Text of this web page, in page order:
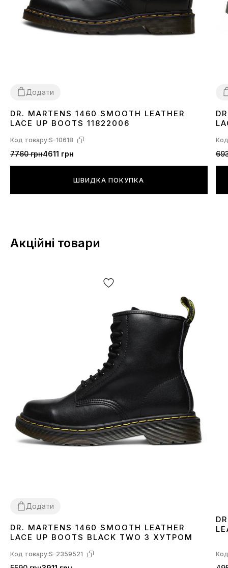
Додати
36 373840 424344 45
DR. MARTENS 1460 SMOOTH LEATHER
LACE UP BOOTS 11822006
Код товару:S-10618
7760 грн4611 грн
ШВИДКА ПОКУПКА
Акційні товари
Додати
36 373839 404142 43 444546
DR. MARTENS 1460 SMOOTH LEATHER
LACE UP BOOTS BLACK TWO З ХУТРОМ
Код товару:S-2359521